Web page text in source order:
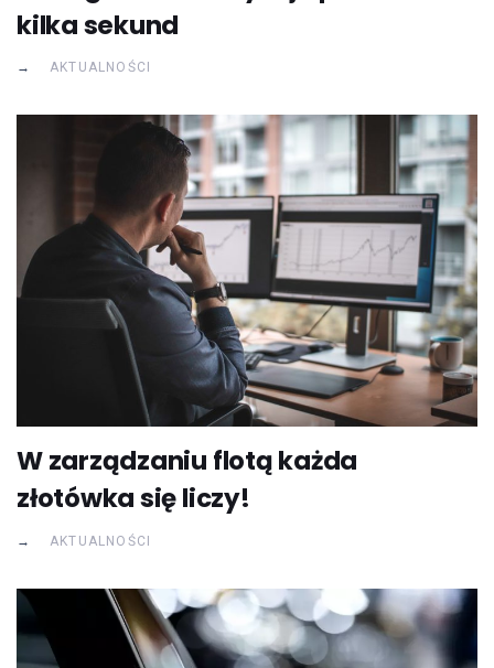
kilka sekund
AKTUALNOŚCI
W zarządzaniu flotą każda
złotówka się liczy!
AKTUALNOŚCI